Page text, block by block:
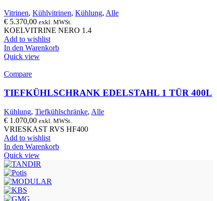
Vitrinen, Kühlvitrinen, Kühlung, Alle
€ 5.370,00 exkl. MWSt.
KOELVITRINE NERO 1.4
Add to wishlist
In den Warenkorb
Quick view
Compare
TIEFKÜHLSCHRANK EDELSTAHL 1 TÜR 400L
Kühlung, Tiefkühlschränke, Alle
€ 1.070,00 exkl. MWSt.
VRIESKAST RVS HF400
Add to wishlist
In den Warenkorb
Quick view